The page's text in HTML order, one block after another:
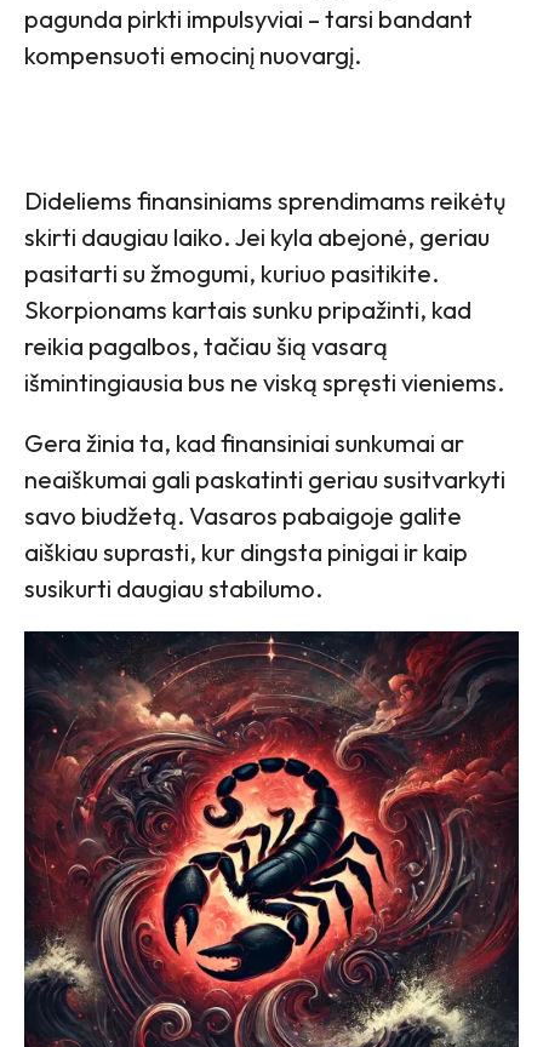
pagunda pirkti impulsyviai – tarsi bandant
kompensuoti emocinį nuovargį.
Dideliems finansiniams sprendimams reikėtų
skirti daugiau laiko. Jei kyla abejonė, geriau
pasitarti su žmogumi, kuriuo pasitikite.
Skorpionams kartais sunku pripažinti, kad
reikia pagalbos, tačiau šią vasarą
išmintingiausia bus ne viską spręsti vieniems.
Gera žinia ta, kad finansiniai sunkumai ar
neaiškumai gali paskatinti geriau susitvarkyti
savo biudžetą. Vasaros pabaigoje galite
aiškiau suprasti, kur dingsta pinigai ir kaip
susikurti daugiau stabilumo.